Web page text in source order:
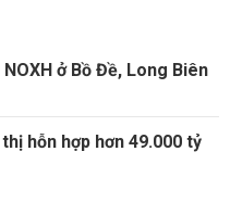
ở Bồ Đề, Long Biên
hỗn hợp hơn 49.000 tỷ